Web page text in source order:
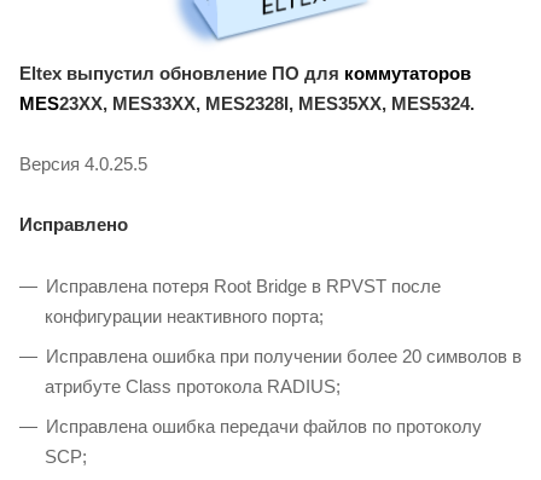
Eltex выпустил обновление ПО для коммутаторов
MES23XX, MES33XX, MES2328I, MES35XX, MES5324.
Версия 4.0.25.5
Исправлено
Исправлена потеря Root Bridge в RPVST после
конфигурации неактивного порта;
Исправлена ошибка при получении более 20 символов в
атрибуте Class протокола RADIUS;
Исправлена ошибка передачи файлов по протоколу
SCP;